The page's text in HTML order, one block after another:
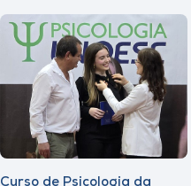
Curso de Psicologia da